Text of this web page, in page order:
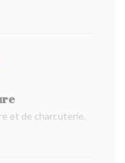
et de charcuterie.